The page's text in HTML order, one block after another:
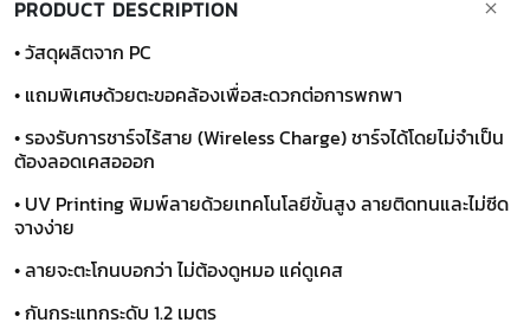
PRODUCT DESCRIPTION
• วัสดุผลิตจาก PC
• แถมพิเศษด้วยตะขอคล้องเพื่อสะดวกต่อการพกพา
• รองรับการชาร์จไร้สาย (Wireless Charge) ชาร์จได้โดยไม่จำเป็น
ต้องลอดเคสอออก
• UV Printing พิมพ์ลายด้วยเทคโนโลยีขั้นสูง ลายติดทนและไม่ซีด
จางง่าย
• ลายจะตะโกนบอกว่า ไม่ต้องดูหมอ แค่ดูเคส
• กันกระแทกระดับ 1.2 เมตร